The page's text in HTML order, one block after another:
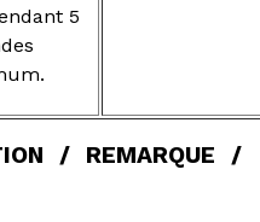
5
/ REMARQUE /